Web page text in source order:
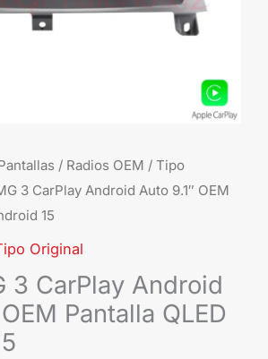
/ Radios OEM / Tipo
3 CarPlay Android Auto 9.1″ OEM
15
Original
3 CarPlay Android
Pantalla QLED